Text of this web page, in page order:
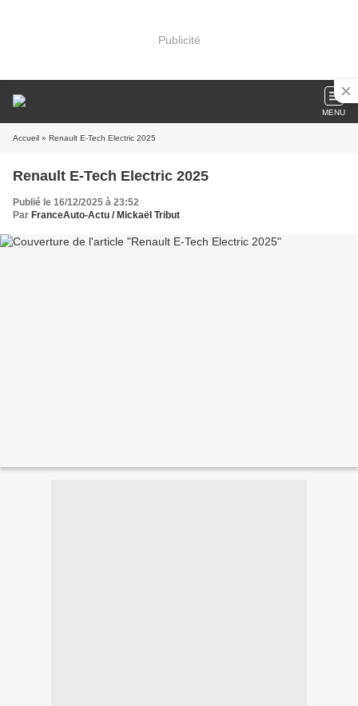
Publicité
MENU
Accueil » Renault E-Tech Electric 2025
Renault E-Tech Electric 2025
Publié le 16/12/2025 à 23:52
Par FranceAuto-Actu / Mickaël Tribut